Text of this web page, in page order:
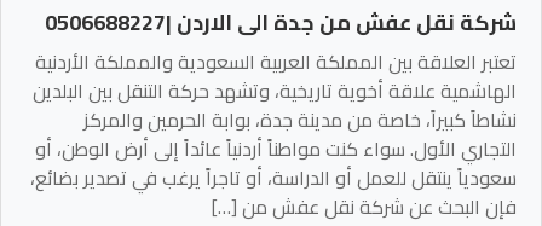
شركة نقل عفش من جدة الى الاردن |0506688227
تعتبر العلاقة بين المملكة العربية السعودية والمملكة الأردنية
الهاشمية علاقة أخوية تاريخية، وتشهد حركة التنقل بين البلدين
نشاطاً كبيراً، خاصة من مدينة جدة، بوابة الحرمين والمركز
التجاري الأول. سواء كنت مواطناً أردنياً عائداً إلى أرض الوطن، أو
سعودياً ينتقل للعمل أو الدراسة، أو تاجراً يرغب في تصدير بضائع،
فإن البحث عن شركة نقل عفش من […]